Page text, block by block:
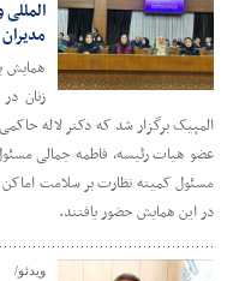
همایش
زنان
المپیک برگزار شد که دکتر لاله
عضو هیات رئیسه، فاطمه جمالی
مسئول کمیته نظارت بر سلامت
در این همایش حضور یافتند.
ویدئو/